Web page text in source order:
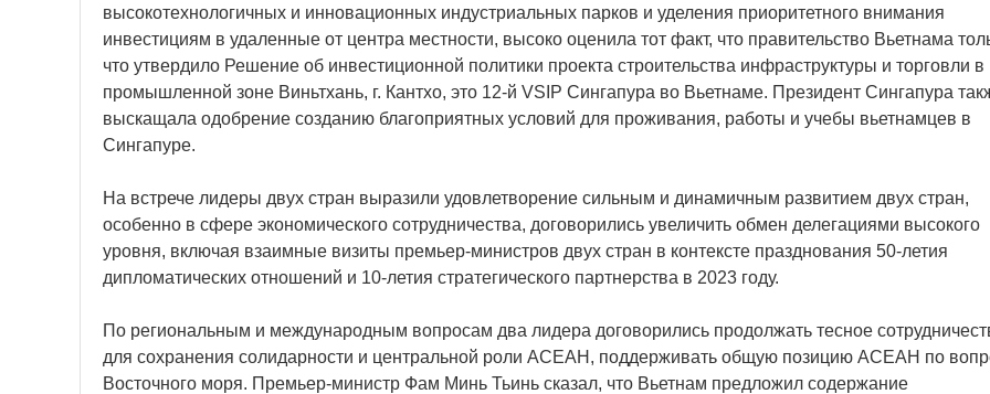
высокотехнологичных и инновационных индустриальных парков и уделения приоритетного внимания
инвестициям в удаленные от центра местности, высоко оценила тот факт, что правительство Вьетнама
что утвердило Решение об инвестиционной политики проекта строительства инфраструктуры и торговли в
промышленной зоне Виньтхань, г. Кантхо, это 12-й VSIP Сингапура во Вьетнаме. Президент Сингапура
выскащала одобрение созданию благоприятных условий для проживания, работы и учебы вьетнамцев в
Сингапуре.
На встрече лидеры двух стран выразили удовлетворение сильным и динамичным развитием двух стран,
особенно в сфере экономического сотрудничества, договорились увеличить обмен делегациями высокого
уровня, включая взаимные визиты премьер-министров двух стран в контексте празднования 50-летия
дипломатических отношений и 10-летия стратегического партнерства в 2023 году.
По региональным и международным вопросам два лидера договорились продолжать тесное
для сохранения солидарности и центральной роли АСЕАН, поддерживать общую позицию АСЕАН по
Восточного моря. Премьер-министр Фам Минь Тьинь сказал, что Вьетнам предложил содержание